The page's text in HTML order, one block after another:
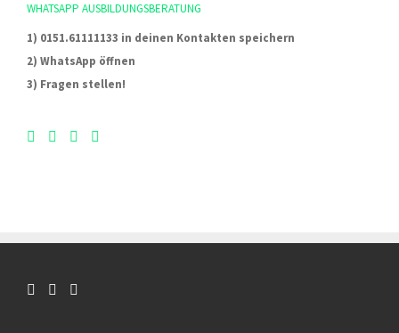
WHATSAPP AUSBILDUNGSBERATUNG
1) 0151.61111133 in deinen Kontakten speichern
2) WhatsApp öffnen
3) Fragen stellen!